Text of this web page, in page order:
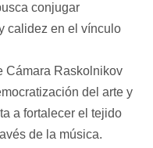
conjugar
calidez en el vínculo
Cámara Raskolnikov
del arte y
a fortalecer el tejido
de la música.